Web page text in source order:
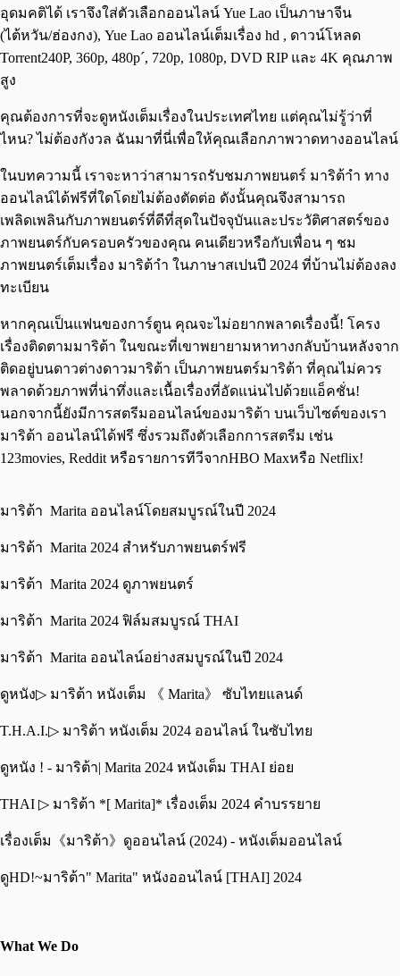
อุดมคติได้ เราจึงใส่ตัวเลือกออนไลน์ Yue Lao เป็นภาษาจีน
(ไต้หวัน/ฮ่องกง), Yue Lao ออนไลน์เต็มเรื่อง hd , ดาวน์โหลด
Torrent240P, 360p, 480p´, 720p, 1080p, DVD RIP และ 4K คุณภาพ
สูง
คุณต้องการที่จะดูหนังเต็มเรื่องในประเทศไทย แต่คุณไม่รู้ว่าที่
ไหน? ไม่ต้องกังวล ฉันมาที่นี่เพื่อให้คุณเลือกภาพวาดทางออนไลน์
ในบทความนี้ เราจะหาว่าสามารถรับชมภาพยนตร์ มาริต้าำ ทาง
ออนไลน์ได้ฟรีที่ใดโดยไม่ต้องตัดต่อ ดังนั้นคุณจึงสามารถ
เพลิดเพลินกับภาพยนตร์ที่ดีที่สุดในปัจจุบันและประวัติศาสตร์ของ
ภาพยนตร์กับครอบครัวของคุณ คนเดียวหรือกับเพื่อน ๆ ชม
ภาพยนตร์เต็มเรื่อง มาริต้าำ ในภาษาสเปนปี 2024 ที่บ้านไม่ต้องลง
ทะเบียน
หากคุณเป็นแฟนของการ์ตูน คุณจะไม่อยากพลาดเรื่องนี้! โครง
เรื่องติดตามมาริต้า ในขณะที่เขาพยายามหาทางกลับบ้านหลังจาก
ติดอยู่บนดาวต่างดาวมาริต้า เป็นภาพยนตร์มาริต้า ที่คุณไม่ควร
พลาดด้วยภาพที่น่าทึ่งและเนื้อเรื่องที่อัดแน่นไปด้วยแอ็คชั่น!
นอกจากนี้ยังมีการสตรีมออนไลน์ของมาริต้า บนเว็บไซต์ของเรา
มาริต้า ออนไลน์ได้ฟรี ซึ่งรวมถึงตัวเลือกการสตรีม เช่น
123movies, Reddit หรือรายการทีวีจากHBO Maxหรือ Netflix!
มาริต้า Marita ออนไลน์โดยสมบูรณ์ในปี 2024
มาริต้า Marita 2024 สำหรับภาพยนตร์ฟรี
มาริต้า Marita 2024 ดูภาพยนตร์
มาริต้า Marita 2024 ฟิล์มสมบูรณ์ THAI
มาริต้า Marita ออนไลน์อย่างสมบูรณ์ในปี 2024
ดูหนัง▷ มาริต้า หนังเต็ม 《 Marita》 ซับไทยแลนด์
T.H.A.I.▷ มาริต้า หนังเต็ม 2024 ออนไลน์ ในซับไทย
ดูหนัง ! - มาริต้า| Marita 2024 หนังเต็ม THAI ย่อย
THAI ▷ มาริต้า *[ Marita]* เรื่องเต็ม 2024 คำบรรยาย
เรื่องเต็ม《มาริต้า》ดูออนไลน์ (2024) - หนังเต็มออนไลน์
ดูHD!~มาริต้า" Marita" หนังออนไลน์ [THAI] 2024
What We Do